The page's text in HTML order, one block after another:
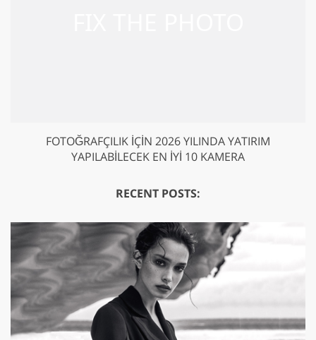
FOTOĞRAFÇILIK IÇIN 2026 YILINDA YATIRIM
YAPILABILECEK EN İYI 10 KAMERA
RECENT POSTS: